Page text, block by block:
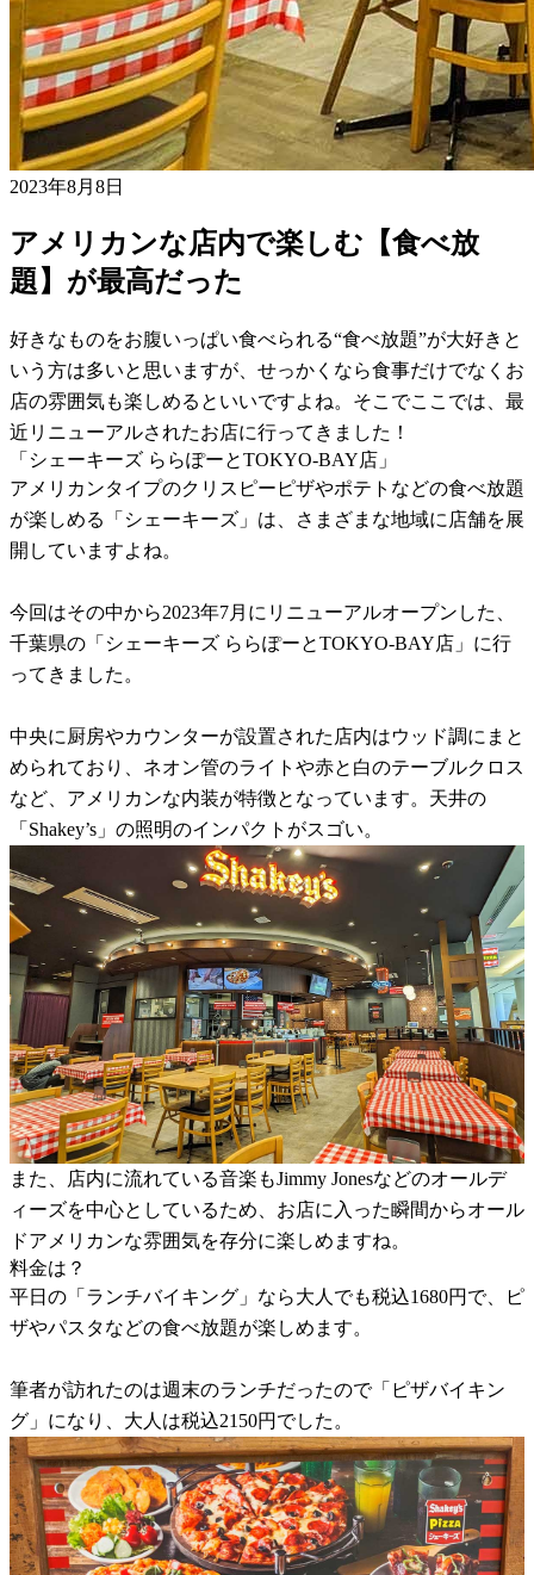
2023年8月8日
アメリカンな店内で楽しむ【食べ放
題】が最高だった
好きなものをお腹いっぱい食べられる“食べ放題”が大好きと
いう方は多いと思いますが、せっかくなら食事だけでなくお
店の雰囲気も楽しめるといいですよね。そこでここでは、最
近リニューアルされたお店に行ってきました！
「シェーキーズ ららぽーとTOKYO-BAY店」
アメリカンタイプのクリスピーピザやポテトなどの食べ放題
が楽しめる「シェーキーズ」は、さまざまな地域に店舗を展
開していますよね。
今回はその中から2023年7月にリニューアルオープンした、
千葉県の「シェーキーズ ららぽーとTOKYO-BAY店」に行
ってきました。
中央に厨房やカウンターが設置された店内はウッド調にまと
められており、ネオン管のライトや赤と白のテーブルクロス
など、アメリカンな内装が特徴となっています。天井の
「Shakey’s」の照明のインパクトがスゴい。
また、店内に流れている音楽もJimmy Jonesなどのオールデ
ィーズを中心としているため、お店に入った瞬間からオール
ドアメリカンな雰囲気を存分に楽しめますね。
料金は？
平日の「ランチバイキング」なら大人でも税込1680円で、ピ
ザやパスタなどの食べ放題が楽しめます。
筆者が訪れたのは週末のランチだったので「ピザバイキン
グ」になり、大人は税込2150円でした。